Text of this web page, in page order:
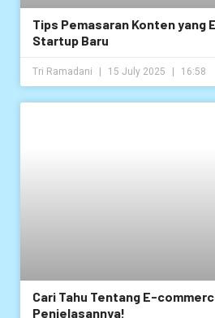
Tips Pemasaran Konten
Startup Baru
Tri Ramadani 15 July 2025 16:58
Cari Tahu Tentang E-
Penjelasannya!